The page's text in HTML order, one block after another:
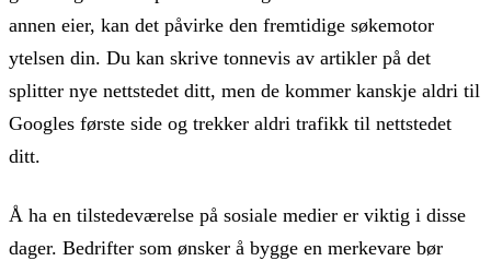
annen eier, kan det påvirke den fremtidige søkemotor
ytelsen din. Du kan skrive tonnevis av artikler på det
splitter nye nettstedet ditt, men de kommer kanskje aldri til
Googles første side og trekker aldri trafikk til nettstedet
ditt.
Å ha en tilstedeværelse på sosiale medier er viktig i disse
dager. Bedrifter som ønsker å bygge en merkevare bør